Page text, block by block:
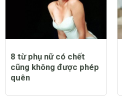
chồng đi kiếm tiền